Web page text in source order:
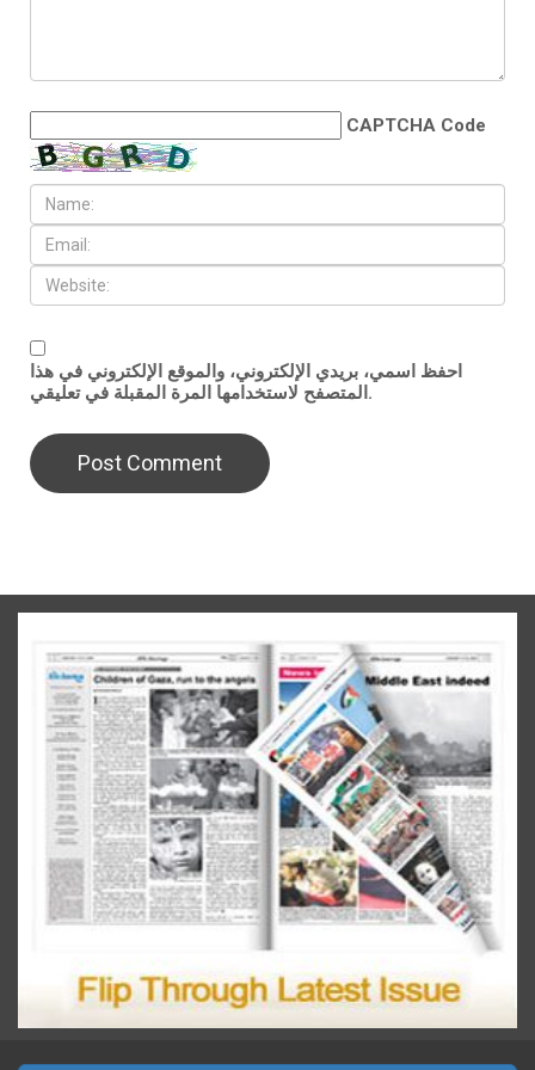
CAPTCHA Code
احفظ اسمي، بريدي الإلكتروني، والموقع الإلكتروني في هذا
المتصفح لاستخدامها المرة المقبلة في تعليقي.